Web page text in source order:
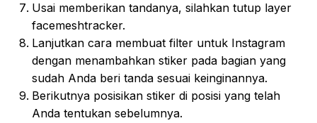
Usai memberikan tandanya, silahkan tutup layer
facemeshtracker.
Lanjutkan cara membuat filter untuk Instagram
dengan menambahkan stiker pada bagian yang
sudah Anda beri tanda sesuai keinginannya.
Berikutnya posisikan stiker di posisi yang telah
Anda tentukan sebelumnya.